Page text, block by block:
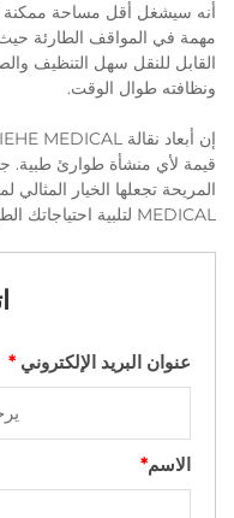
أنه سيشغل أقل مساحة ممكنة
مهمة في المواقف الطارئة حيث
القابل للنقل سهل التنظيف
ونظافته طوال الوقت.
قيمة لأي منشأة طوارئ طبية.
MEDICAL لتلبية احتياجاتك الطبية واستمتع بأفضل المعدات الطبية.
عنوان البريد الإلكتروني *
الاسم*